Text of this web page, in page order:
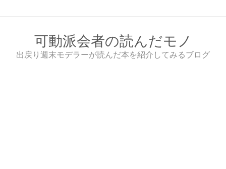
可動派会者の読んだモノ
出戻り週末モデラーが読んだ本を紹介してみるブログ